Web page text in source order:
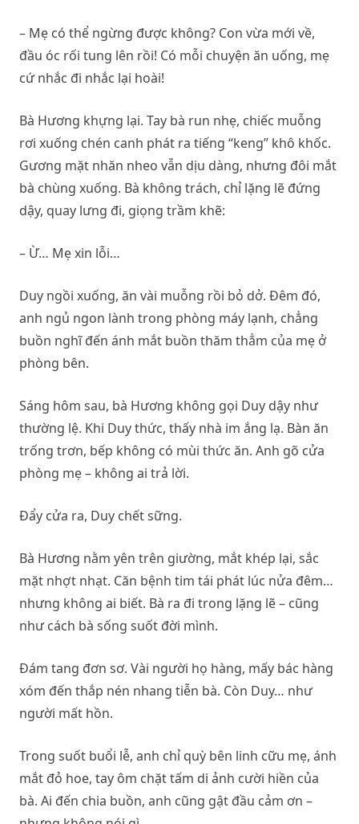
– Mẹ có thể ngừng được không? Con vừa mới về,
đầu óc rối tung lên rồi! Có mỗi chuyện ăn uống, mẹ
cứ nhắc đi nhắc lại hoài!
Bà Hương khựng lại. Tay bà run nhẹ, chiếc muỗng
rơi xuống chén canh phát ra tiếng “keng” khô khốc.
Gương mặt nhăn nheo vẫn dịu dàng, nhưng đôi mắt
bà chùng xuống. Bà không trách, chỉ lặng lẽ đứng
dậy, quay lưng đi, giọng trầm khẽ:
– Ừ… Mẹ xin lỗi…
Duy ngồi xuống, ăn vài muỗng rồi bỏ dở. Đêm đó,
anh ngủ ngon lành trong phòng máy lạnh, chẳng
buồn nghĩ đến ánh mắt buồn thăm thẳm của mẹ ở
phòng bên.
Sáng hôm sau, bà Hương không gọi Duy dậy như
thường lệ. Khi Duy thức, thấy nhà im ắng lạ. Bàn ăn
trống trơn, bếp không có mùi thức ăn. Anh gõ cửa
phòng mẹ – không ai trả lời.
Đẩy cửa ra, Duy chết sững.
Bà Hương nằm yên trên giường, mắt khép lại, sắc
mặt nhợt nhạt. Căn bệnh tim tái phát lúc nửa đêm…
nhưng không ai biết. Bà ra đi trong lặng lẽ – cũng
như cách bà sống suốt đời mình.
Đám tang đơn sơ. Vài người họ hàng, mấy bác hàng
xóm đến thắp nén nhang tiễn bà. Còn Duy… như
người mất hồn.
Trong suốt buổi lễ, anh chỉ quỳ bên linh cữu mẹ, ánh
mắt đỏ hoe, tay ôm chặt tấm di ảnh cười hiền của
bà. Ai đến chia buồn, anh cũng gật đầu cảm ơn –